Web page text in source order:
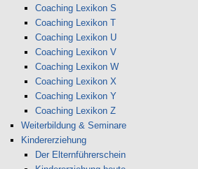
Coaching Lexikon S
Coaching Lexikon T
Coaching Lexikon U
Coaching Lexikon V
Coaching Lexikon W
Coaching Lexikon X
Coaching Lexikon Y
Coaching Lexikon Z
Weiterbildung & Seminare
Kindererziehung
Der Elternführerschein